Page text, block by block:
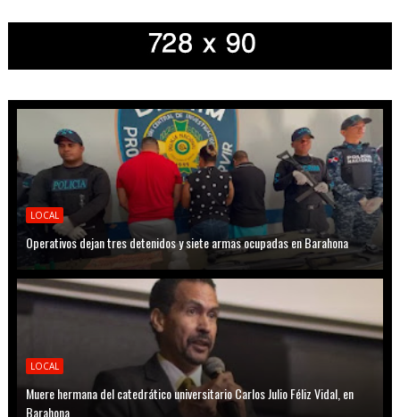
LOCAL
Operativos dejan tres detenidos y siete armas ocupadas en Barahona
LOCAL
Muere hermana del catedrático universitario Carlos Julio Féliz Vidal, en
Barahona